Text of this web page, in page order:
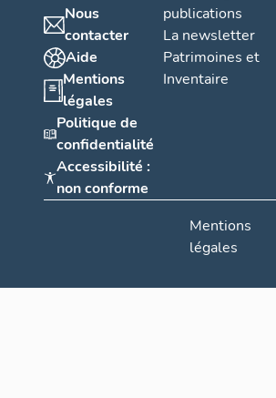
Nous
contacter
Aide
Mentions
légales
Politique de
confidentialité
Accessibilité :
non conforme
publications
La newsletter
Patrimoines et
Inventaire
Mentions
légales